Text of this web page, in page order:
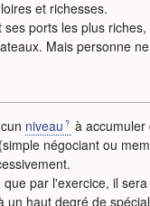
et richesses.
ports les plus
Mais personne
niveau à accumuler
négociant ou
par l'exercice, il
haut degré de